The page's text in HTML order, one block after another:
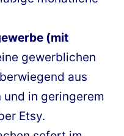
(mit
gewerblichen
aus
in geringerem
Etsy.